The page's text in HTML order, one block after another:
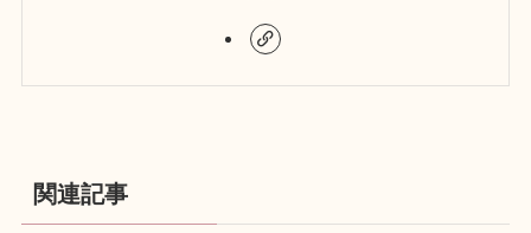
関連記事